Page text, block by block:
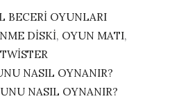
BECERI OYUNLARI
DISKI, OYUN MATI,
TWISTER
NASIL OYNANIR?
NASIL OYNANIR?